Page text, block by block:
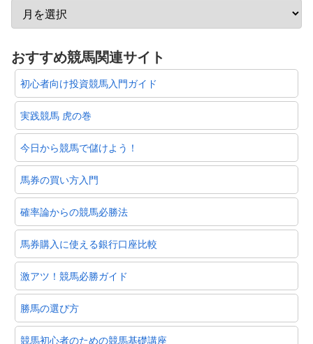
おすすめ競馬関連サイト
初心者向け投資競馬入門ガイド
実践競馬 虎の巻
今日から競馬で儲けよう！
馬券の買い方入門
確率論からの競馬必勝法
馬券購入に使える銀行口座比較
激アツ！競馬必勝ガイド
勝馬の選び方
競馬初心者のための競馬基礎講座